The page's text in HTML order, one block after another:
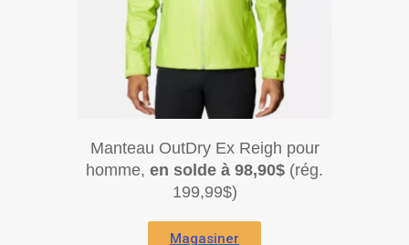
Manteau OutDry Ex Reigh pour
homme, en solde à 98,90$ (rég.
199,99$)
Magasiner